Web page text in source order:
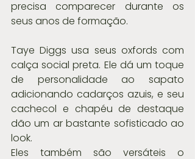
precisa comparecer durante os
seus anos de formação.
Taye Diggs usa seus oxfords com
calça social preta. Ele dá um toque
de personalidade ao sapato
adicionando cadarços azuis, e seu
cachecol e chapéu de destaque
dão um ar bastante sofisticado ao
look.
Eles também são versáteis o